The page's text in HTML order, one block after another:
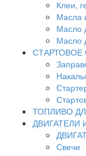
Клеи,
Масла
Масло
Масло
СТАРТОВОЕ
ТОПЛИВО
ДВИГАТЕЛИ
Свечи